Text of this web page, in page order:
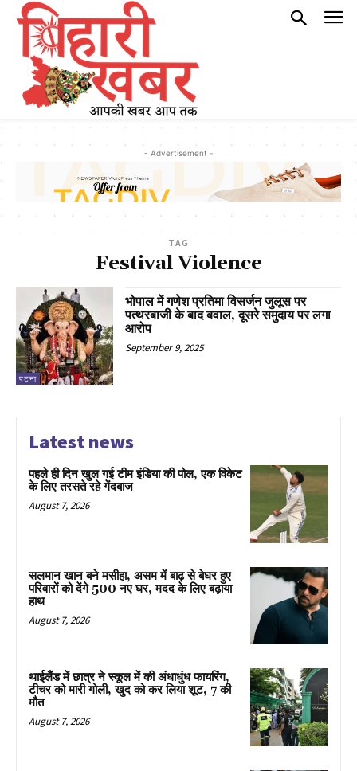
- Advertisement -
TAG
Festival Violence
पटना
भोपाल में गणेश प्रतिमा विसर्जन जुलूस पर
पत्थरबाजी के बाद बवाल, दूसरे समुदाय पर लगा
आरोप
September 9, 2025
Latest news
पहले ही दिन खुल गई टीम इंडिया की पोल, एक विकेट
के लिए तरसते रहे गेंदबाज
August 7, 2026
सलमान खान बने मसीहा, असम में बाढ़ से बेघर हुए
परिवारों को देंगे 500 नए घर, मदद के लिए बढ़ाया
हाथ
August 7, 2026
थाईलैंड में छात्र ने स्कूल में की अंधाधुंध फायरिंग,
टीचर को मारी गोली, खुद को कर लिया शूट, 7 की
मौत
August 7, 2026